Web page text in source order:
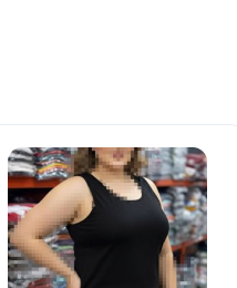
اگر این